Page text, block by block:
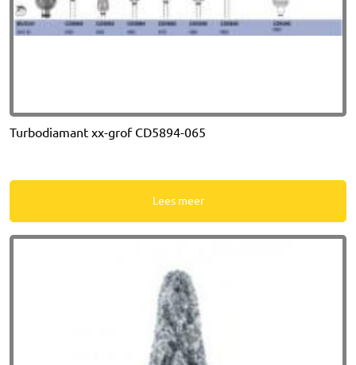
Turbodiamant xx-grof CD5894-065
Lees meer